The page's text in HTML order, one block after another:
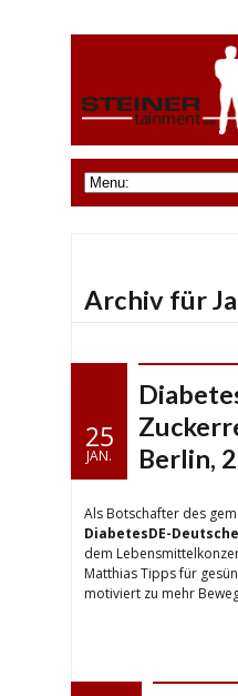
Archiv für
25
JAN.
Berlin,
Als Botschafter des
DiabetesDE-
dem
Matthias Tipps für
motiviert zu mehr